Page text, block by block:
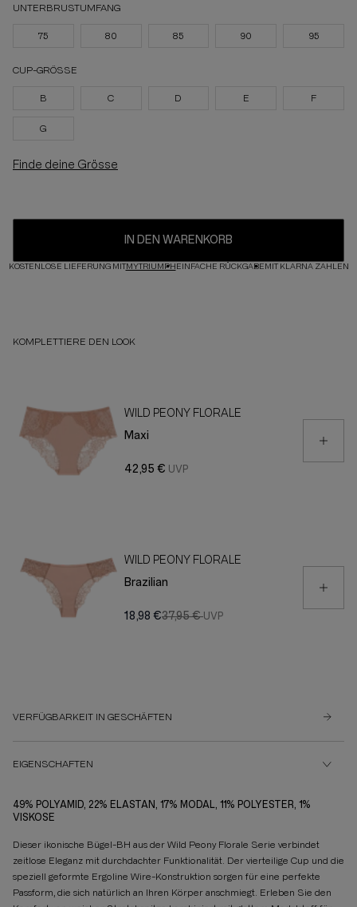
UNTERBRUSTUMFANG
75 80 85 90 95
CUP-GRÖSSE
B C D E F
G
Finde deine Grösse
IN DEN WARENKORB
KOSTENLOSE LIEFERUNG MITMYTRIUMPHEINFACHE RÜCKGABEMIT KLARNA ZAHLEN
VERFÜGBARKEIT IN GESCHÄFTEN
KOMPLETTIERE DEN LOOK
WILD PEONY FLORALE
Maxi
42,95 €
WILD PEONY FLORALE
Brazilian
18,98 €37,95 €
EIGENSCHAFTEN
49% POLYAMID, 22% ELASTAN, 17% MODAL, 11% POLYESTER, 1%
VISKOSE
Dieser ikonische Bügel-BH aus der Wild Peony Florale Serie verbindet
zeitlose Eleganz mit durchdachter Funktionalität. Der vierteilige Cup und die
speziell geformte Ergoline Wire-Konstruktion sorgen für eine perfekte
Passform, die sich natürlich an Ihren Körper anschmiegt. Erleben Sie den